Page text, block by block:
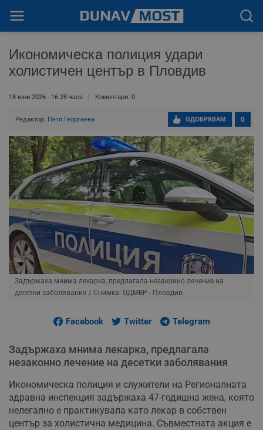
Икономическа полиция удари
холистичен център в Пловдив
18 юни 2026 - 16:28 часа Коментари: 0
Редактор: Петя Георгиева 0
ОДОБРЯВАМ
Задържаха мнима лекарка, предлагала незаконно лечение на
десетки заболявания / Снимка: ОДМВР - Пловдив
Facebook Twitter Telegram
Задържаха мнима лекарка, предлагала
незаконно лечение на десетки заболявания
Икономическа полиция и служители на Регионалната
здравна инспекция задържаха 47-годишна жена, която
нелегално е практикувала като лекар в собствен
център за холистична медицина. Съвместната акция е